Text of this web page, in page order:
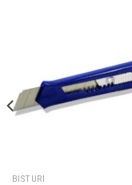
BISTURÍ